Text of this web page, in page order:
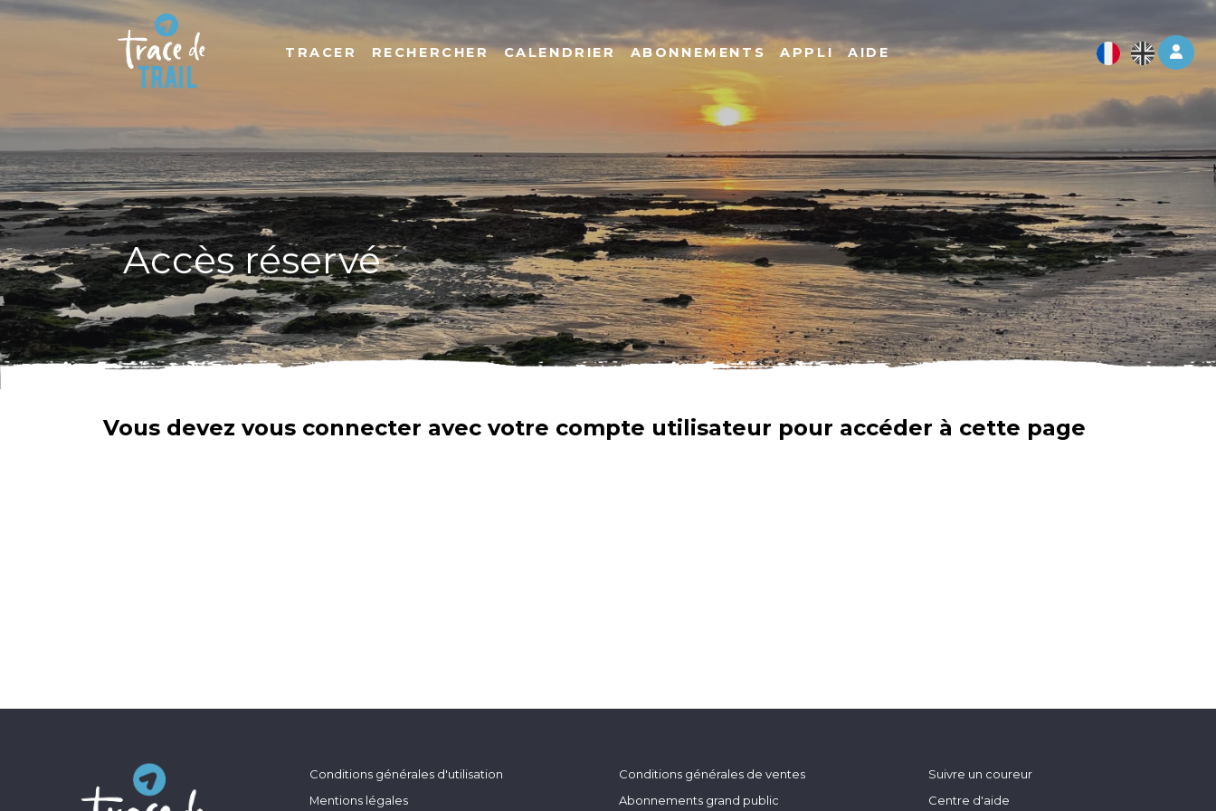
Log
TRACER RECHERCHER CALENDRIER ABONNEMENTS APPLI AIDE
Accès réservé
Vous devez vous connecter avec votre compte utilisateur pour accéder à cette page
Conditions générales d'utilisation
Mentions légales
Conditions générales de ventes
Abonnements grand public
Suivre un coureur
Centre d'aide